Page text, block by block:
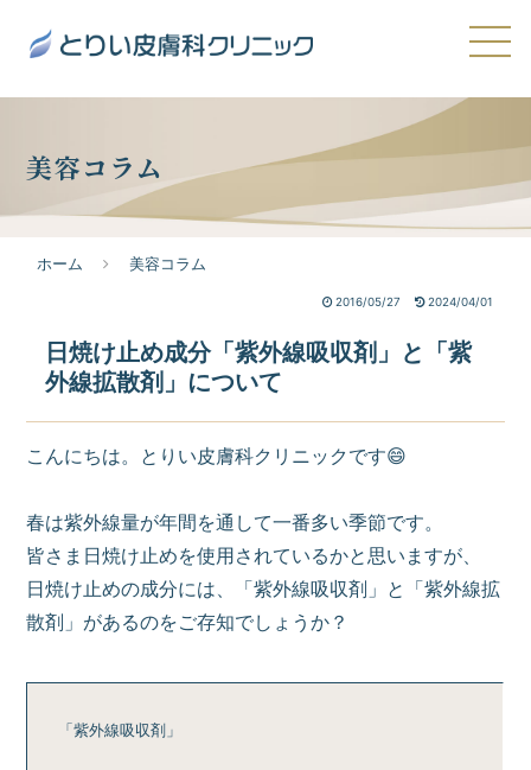
美容コラム
ホーム 美容コラム
2016/05/27 2024/04/01
日焼け止め成分「紫外線吸収剤」と「紫
外線拡散剤」について
こんにちは。とりい皮膚科クリニックです😄
春は紫外線量が年間を通して一番多い季節です。
皆さま日焼け止めを使用されているかと思いますが、
日焼け止めの成分には、「紫外線吸収剤」と「紫外線拡
散剤」があるのをご存知でしょうか？
「紫外線吸収剤」